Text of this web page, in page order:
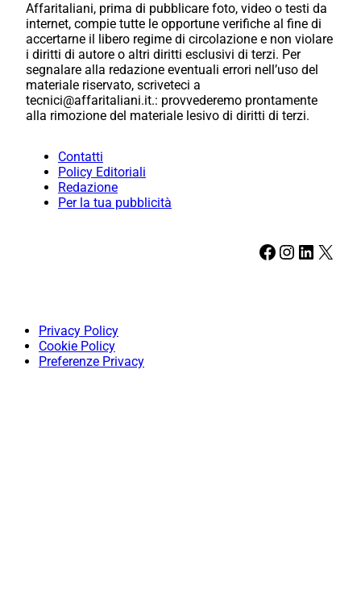
Affaritaliani, prima di pubblicare foto, video o testi da
internet, compie tutte le opportune verifiche al fine di
accertarne il libero regime di circolazione e non violare
i diritti di autore o altri diritti esclusivi di terzi. Per
segnalare alla redazione eventuali errori nell’uso del
materiale riservato, scriveteci a
tecnici@affaritaliani.it.: provvederemo prontamente
alla rimozione del materiale lesivo di diritti di terzi.
Contatti
Policy Editoriali
Redazione
Per la tua pubblicità
Facebook Instagram LinkedIn X
Privacy Policy
Cookie Policy
Preferenze Privacy